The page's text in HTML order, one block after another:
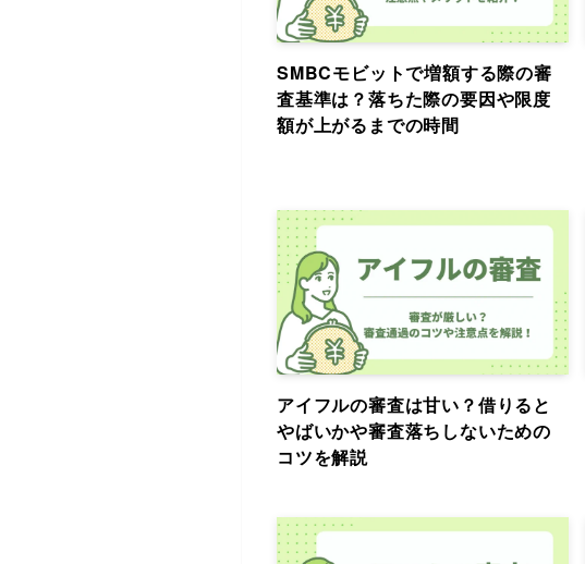
SMBCモビットで増額する際の審
査基準は？落ちた際の要因や限度
額が上がるまでの時間
アイフルの審査は甘い？借りると
やばいかや審査落ちしないための
コツを解説